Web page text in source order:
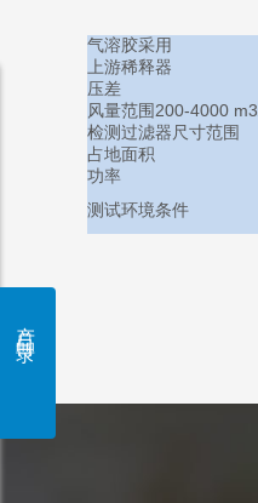
产品目录
气溶胶采用
上游稀释器
压差
风量范围200-4000
检测过滤器尺寸范围
占地面积
功率
测试环境条件